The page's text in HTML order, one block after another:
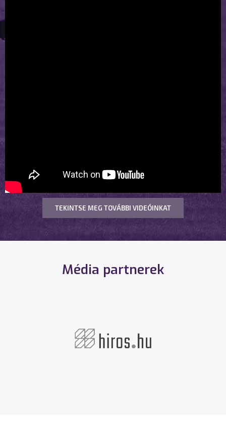
TEKINTSE MEG TOVÁBBI VIDEÓINKAT
Média partnerek